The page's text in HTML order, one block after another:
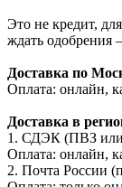
Это не кредит,
ждать одобрения
Доставка по
Оплата: онлайн,
Доставка в
1. СДЭК (ПВЗ или
Оплата: онлайн,
2. Почта России